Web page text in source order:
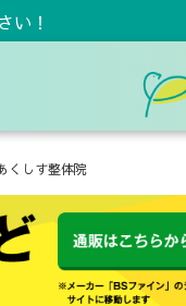
い！
くしす整体院